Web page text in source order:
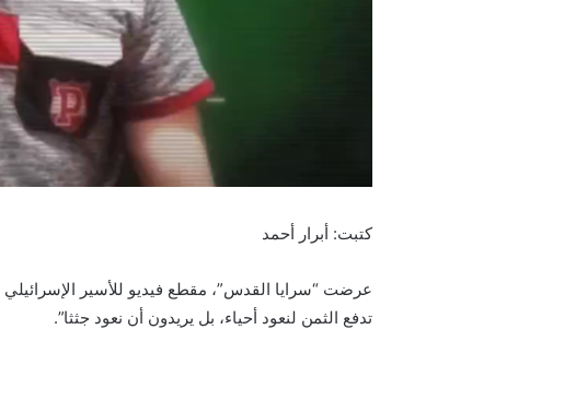
كتبت: أبرار أحمد
عرضت “سرايا القدس”، مقطع فيديو للأسير الإسرائيلي
تدفع الثمن لنعود أحياء، بل يريدون أن نعود جثثا”.